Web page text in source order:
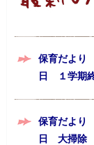
保育だより
日 １学期
保育だより
日 大掃除